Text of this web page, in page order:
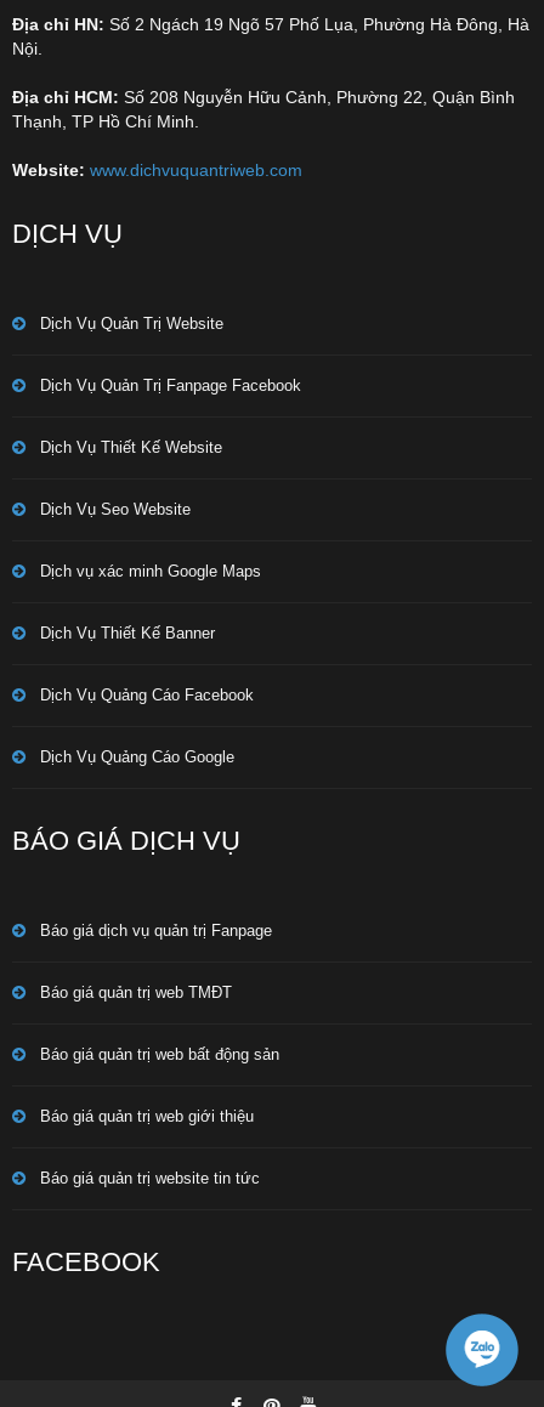
Địa chỉ HN: Số 2 Ngách 19 Ngõ 57 Phố Lụa, Phường Hà Đông, Hà
Nội.
Địa chỉ HCM: Số 208 Nguyễn Hữu Cảnh, Phường 22, Quận Bình
Thạnh, TP Hồ Chí Minh.
Website: www.dichvuquantriweb.com
DỊCH VỤ
Dịch Vụ Quản Trị Website
Dịch Vụ Quản Trị Fanpage Facebook
Dịch Vụ Thiết Kế Website
Dịch Vụ Seo Website
Dịch vụ xác minh Google Maps
Dịch Vụ Thiết Kế Banner
Dịch Vụ Quảng Cáo Facebook
Dịch Vụ Quảng Cáo Google
BÁO GIÁ DỊCH VỤ
Báo giá dịch vụ quản trị Fanpage
Báo giá quản trị web TMĐT
Báo giá quản trị web bất động sản
Báo giá quản trị web giới thiệu
Báo giá quản trị website tin tức
FACEBOOK